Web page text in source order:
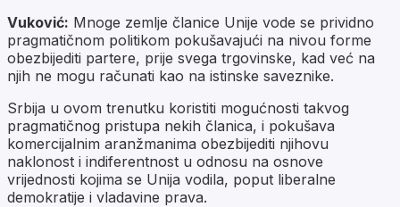
Vuković: Mnoge zemlje članice Unije vode se prividno
pragmatičnom politikom pokušavajući na nivou forme
obezbijediti partere, prije svega trgovinske, kad već na
njih ne mogu računati kao na istinske saveznike.
Srbija u ovom trenutku koristiti mogućnosti takvog
pragmatičnog pristupa nekih članica, i pokušava
komercijalnim aranžmanima obezbijediti njihovu
naklonost i indiferentnost u odnosu na osnove
vrijednosti kojima se Unija vodila, poput liberalne
demokratije i vladavine prava.